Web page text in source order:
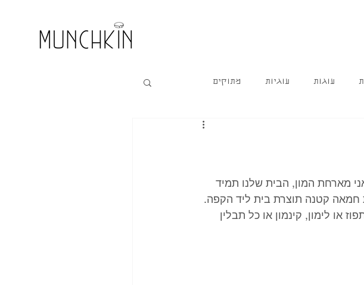
עוגות עוגיות מתוקים
מארחת המון, הבית שלנו תמיד
חמאה קטנה תוצרת בית ליד הקפה.
או לימון, קינמון או כל תבלין